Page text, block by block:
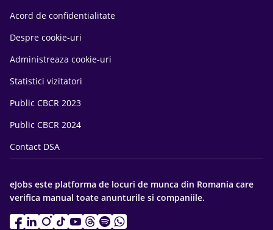
Acord de confidentialitate
Despre cookie-uri
Administreaza cookie-uri
Statistici vizitatori
Public CBCR 2023
Public CBCR 2024
Contact DSA
eJobs este platforma de locuri de munca din Romania care
verifica manual toate anunturile si companiile.